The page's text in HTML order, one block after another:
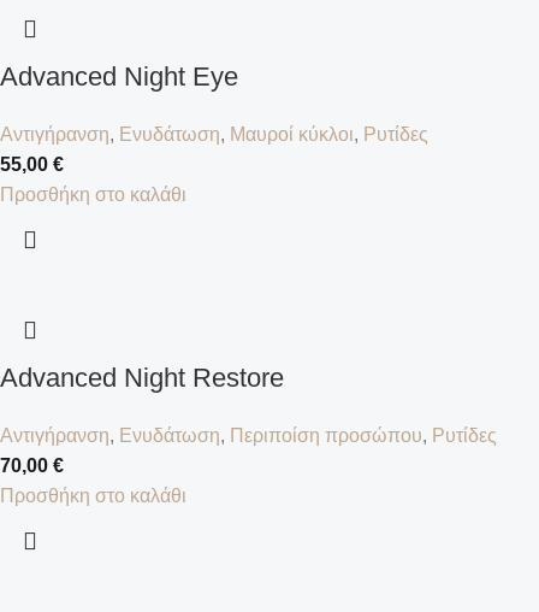
Advanced Night Eye
Αντιγήρανση, Ενυδάτωση, Μαυροί κύκλοι, Ρυτίδες
55,00 €
Προσθήκη στο καλάθι
Advanced Night Restore
Αντιγήρανση, Ενυδάτωση, Περιποίση προσώπου, Ρυτίδες
70,00 €
Προσθήκη στο καλάθι